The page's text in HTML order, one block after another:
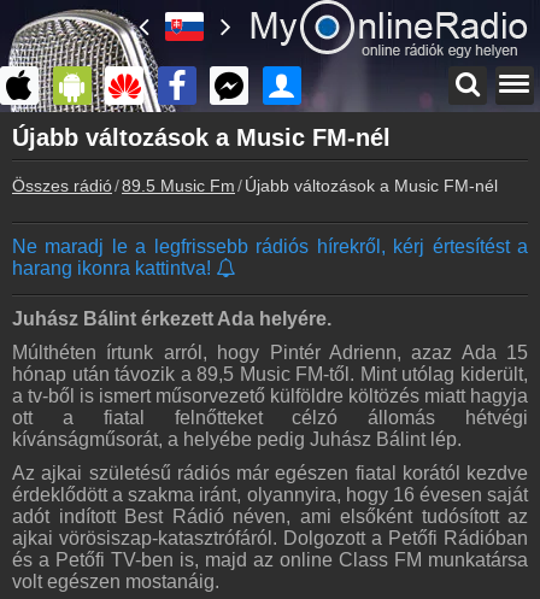
Főoldal
myonlineradio.hu
89.5 Music Fm
Bejelentkezés
Hozz létre saját fiókot!
Archívum
Kapcsolat
Írj nekünk!
Partnerek
Rádiós partnerek
Rádió beágyazás
Ágyazd be weboldaladba
Online rádió készítés
Készítés lépésről lépésre
Újabb változások a Music FM-nél
Összes rádió 89.5 Music Fm Újabb változások a Music FM-nél
Ne maradj le a legfrissebb rádiós hírekről, kérj értesítést a
harang ikonra kattintva!
Juhász Bálint érkezett Ada helyére.
Múlthéten írtunk arról, hogy Pintér Adrienn, azaz Ada 15
hónap után távozik a 89,5 Music FM-től. Mint utólag kiderült,
a tv-ből is ismert műsorvezető külföldre költözés miatt hagyja
ott a fiatal felnőtteket célzó állomás hétvégi
kívánságműsorát, a helyébe pedig Juhász Bálint lép.
Az ajkai születésű rádiós már egészen fiatal korától kezdve
érdeklődött a szakma iránt, olyannyira, hogy 16 évesen saját
adót indított Best Rádió néven, ami elsőként tudósított az
ajkai vörösiszap-katasztrófáról. Dolgozott a Petőfi Rádióban
és a Petőfi TV-ben is, majd az online Class FM munkatársa
volt egészen mostanáig.